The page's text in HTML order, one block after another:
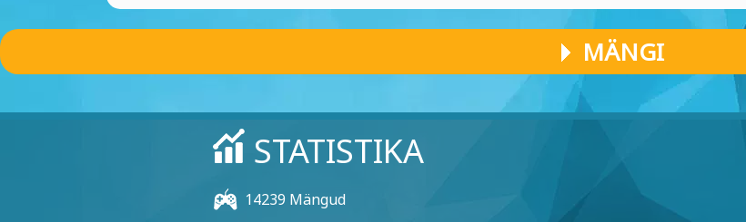
MÄNGI
STATISTIKA
14239 Mängud